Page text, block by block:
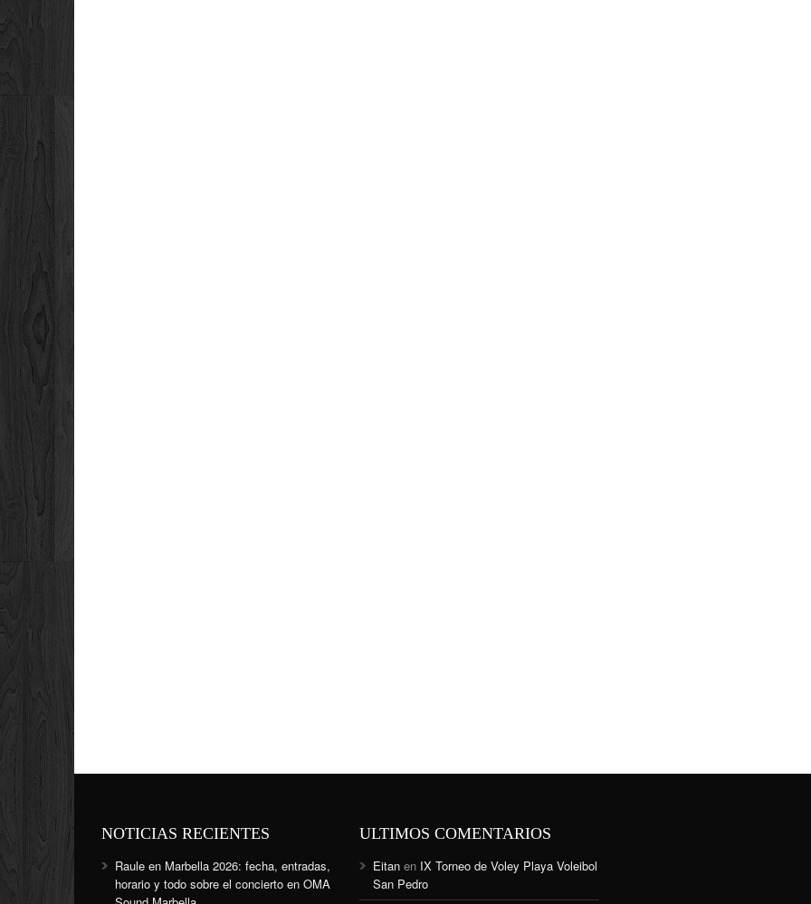
NOTICIAS RECIENTES
Raule en Marbella 2026: fecha, entradas,
horario y todo sobre el concierto en OMA
ULTIMOS COMENTARIOS
Eitan en IX Torneo de Voley Playa Voleibol
San Pedro